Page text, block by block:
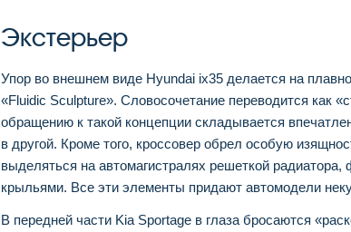
Экстерьер
Упор во внешнем виде Hyundai ix35 делается на
«Fluidic Sculpture». Словосочетание переводится как
обращению к такой концепции складывается
в другой. Кроме того, кроссовер обрел особую
выделяться на автомагистралях решеткой
крыльями. Все эти элементы придают автомодели
В передней части Kia Sportage в глаза бросаются